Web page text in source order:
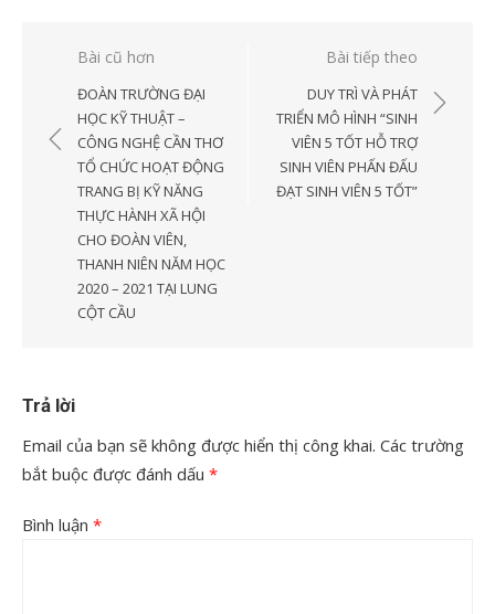
Điều
hướng
viết
Bài cũ hơn
ĐOÀN TRƯỜNG ĐẠI
HỌC KỸ THUẬT –
CÔNG NGHỆ CẦN THƠ
TỔ CHỨC HOẠT ĐỘNG
TRANG BỊ KỸ NĂNG
THỰC HÀNH XÃ HỘI
CHO ĐOÀN VIÊN,
THANH NIÊN NĂM HỌC
2020 – 2021 TẠI LUNG
CỘT CẦU
Bài tiếp theo
DUY TRÌ VÀ PHÁT
TRIỂN MÔ HÌNH “SINH
VIÊN 5 TỐT HỖ TRỢ
SINH VIÊN PHẤN ĐẤU
ĐẠT SINH VIÊN 5 TỐT”
Trả lời
Email của bạn sẽ không được hiển thị công khai. Các trường
bắt buộc được đánh dấu *
Bình luận *